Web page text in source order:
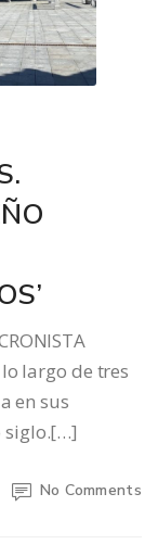
lo largo de tres
en sus
siglo.[…]
No Comments